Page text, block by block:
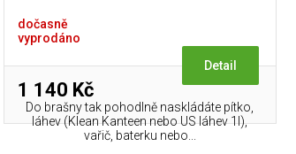
dočasně
vyprodáno
1 140 Kč
Detail
Do brašny tak pohodlně naskládáte pítko,
láhev (Klean Kanteen nebo US láhev 1l),
vařič, baterku nebo...